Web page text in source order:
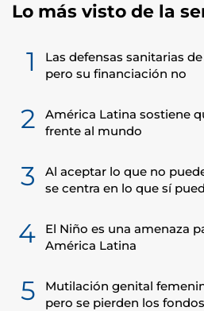
Lo más visto de la
1
Las defensas sanitarias
pero su financiación no
2
América Latina sostiene
frente al mundo
3
Al aceptar lo que no
se centra en lo que sí
4
El Niño es una amenaza
América Latina
5
Mutilación genital
pero se pierden los fondos